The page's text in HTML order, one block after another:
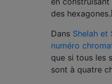
des hexagones.
Dans Shelah et
numéro
que si tous les
sont à quatre